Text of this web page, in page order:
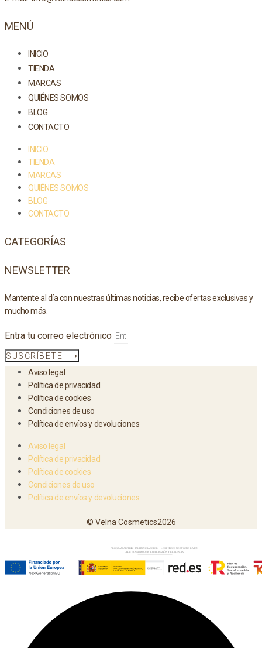
MENÚ
INICIO
TIENDA
MARCAS
QUIÉNES SOMOS
BLOG
CONTACTO
INICIO
TIENDA
MARCAS
QUIÉNES SOMOS
BLOG
CONTACTO
CATEGORÍAS
NEWSLETTER
Mantente al día con nuestras últimas noticias, recibe ofertas exclusivas y
mucho más.
Entra tu correo electrónico
SUSCRÍBETE ⟶
Aviso legal
Política de privacidad
Política de cookies
Condiciones de uso
Política de envíos y devoluciones
Aviso legal
Política de privacidad
Política de cookies
Condiciones de uso
Política de envíos y devoluciones
© Velna Cosmetics2026